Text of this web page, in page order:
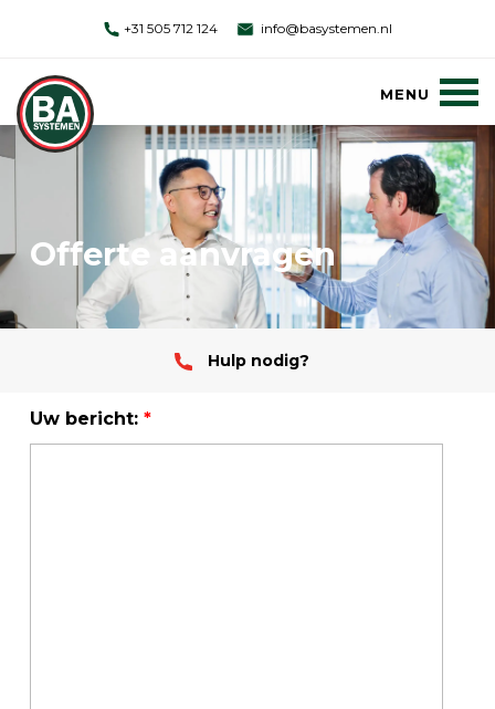
+31 505 712 124 info@basystemen.nl
Offerte aanvragen
Hulp nodig?
Uw bericht: *